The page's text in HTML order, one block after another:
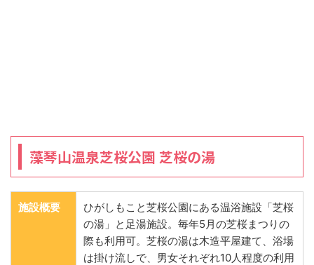
藻琴山温泉芝桜公園 芝桜の湯
施設概要
ひがしもこと芝桜公園にある温浴施設「芝桜
の湯」と足湯施設。毎年5月の芝桜まつりの
際も利用可。芝桜の湯は木造平屋建て、浴場
は掛け流しで、男女それぞれ10人程度の利用